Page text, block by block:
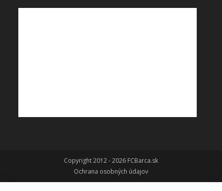
Copyright 2012 - 2026 FCBarca.sk
Ochrana osobných údajov